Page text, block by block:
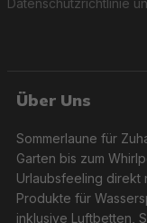
Datenschutzrichtlinie
Über Uns
Sommerlaune für
Garten bis zum
Urlaubsfeeling direkt
Produkte für
inklusive Luftbetten,